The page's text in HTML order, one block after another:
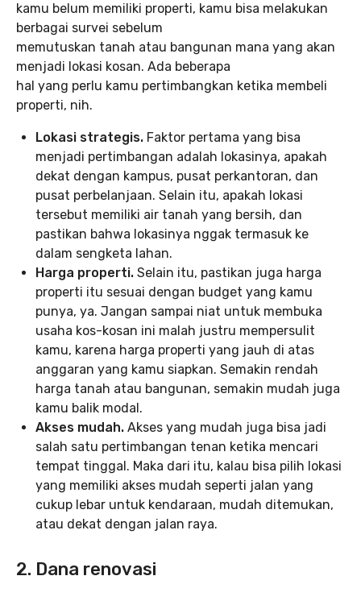
kamu belum memiliki properti, kamu bisa melakukan
berbagai survei sebelum
memutuskan tanah atau bangunan mana yang akan
menjadi lokasi kosan. Ada beberapa
hal yang perlu kamu pertimbangkan ketika membeli
properti, nih.
Lokasi strategis. Faktor pertama yang bisa
menjadi pertimbangan adalah lokasinya, apakah
dekat dengan kampus, pusat perkantoran, dan
pusat perbelanjaan. Selain itu, apakah lokasi
tersebut memiliki air tanah yang bersih, dan
pastikan bahwa lokasinya nggak termasuk ke
dalam sengketa lahan.
Harga properti. Selain itu, pastikan juga harga
properti itu sesuai dengan budget yang kamu
punya, ya. Jangan sampai niat untuk membuka
usaha kos-kosan ini malah justru mempersulit
kamu, karena harga properti yang jauh di atas
anggaran yang kamu siapkan. Semakin rendah
harga tanah atau bangunan, semakin mudah juga
kamu balik modal.
Akses mudah. Akses yang mudah juga bisa jadi
salah satu pertimbangan tenan ketika mencari
tempat tinggal. Maka dari itu, kalau bisa pilih lokasi
yang memiliki akses mudah seperti jalan yang
cukup lebar untuk kendaraan, mudah ditemukan,
atau dekat dengan jalan raya.
2. Dana renovasi